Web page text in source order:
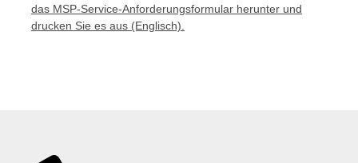
das MSP-Service-Anforderungsformular herunter und
drucken Sie es aus (Englisch).